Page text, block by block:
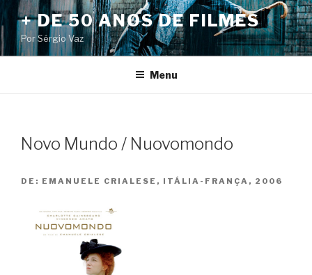
Pular
para
o
conteúdo
+ DE 50 ANOS DE FILMES
Por Sérgio Vaz
Menu
Novo Mundo / Nuovomondo
DE: EMANUELE CRIALESE, ITÁLIA-FRANÇA, 2006